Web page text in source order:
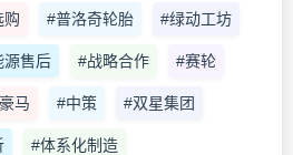
购 #普洛奇轮胎 #绿动工坊
源售后 #战略合作 #赛轮
马 #中策 #双星集团
#体系化制造